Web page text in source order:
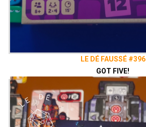
LE DÉ FAUSSÉ #396
GOT FIVE!